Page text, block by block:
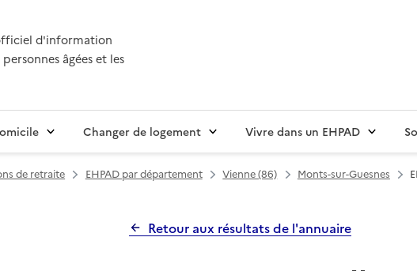
d'information
âgées et les
Changer de logement Vivre dans un EHPAD
de retraite EHPAD par département Vienne (86) Monts-sur-Guesnes
Retour aux résultats de l'annuaire